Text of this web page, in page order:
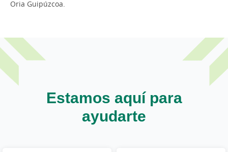
Oria Guipúzcoa.
Estamos aquí para
ayudarte